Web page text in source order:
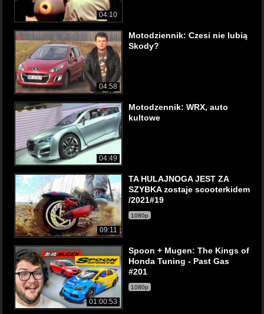
04:10
04:58
Motodziennik: Czesi nie lubią
Skody?
04:49
Motodzennik: WRX, auto
kultowe
09:11
TA HULAJNOGA JEST ZA
SZYBKA zostaje scooterkidem
/2021#19
1080p
01:00:53
Spoon + Mugen: The Kings of
Honda Tuning - Past Gas
#201
1080p